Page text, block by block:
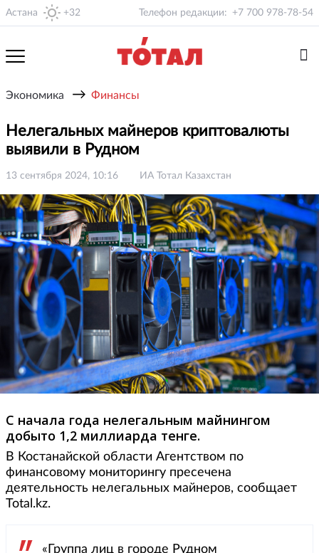
Астана +32 Телефон редакции: +7 700 978-78-54
Экономика → Финансы
Нелегальных майнеров криптовалюты
выявили в Рудном
13 сентября 2024, 10:16 ИА Тотал Казахстан
С начала года нелегальным майнингом
добыто 1,2 миллиарда тенге.
В Костанайской области Агентством по
финансовому мониторингу пресечена
деятельность нелегальных майнеров, сообщает
Total.kz.
«Группа лиц в городе Рудном